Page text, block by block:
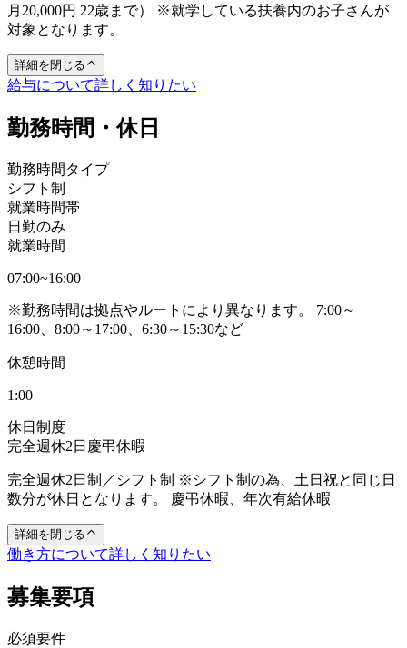
月20,000円 22歳まで） ※就学している扶養内のお子さんが
対象となります。
詳細を閉じる
給与について詳しく知りたい
勤務時間・休日
勤務時間タイプ
シフト制
就業時間帯
日勤のみ
就業時間
07:00~16:00
※勤務時間は拠点やルートにより異なります。 7:00～
16:00、8:00～17:00、6:30～15:30など
休憩時間
1:00
休日制度
完全週休2日 慶弔休暇
完全週休2日制／シフト制 ※シフト制の為、土日祝と同じ日
数分が休日となります。 慶弔休暇、年次有給休暇
詳細を閉じる
働き方について詳しく知りたい
募集要項
必須要件